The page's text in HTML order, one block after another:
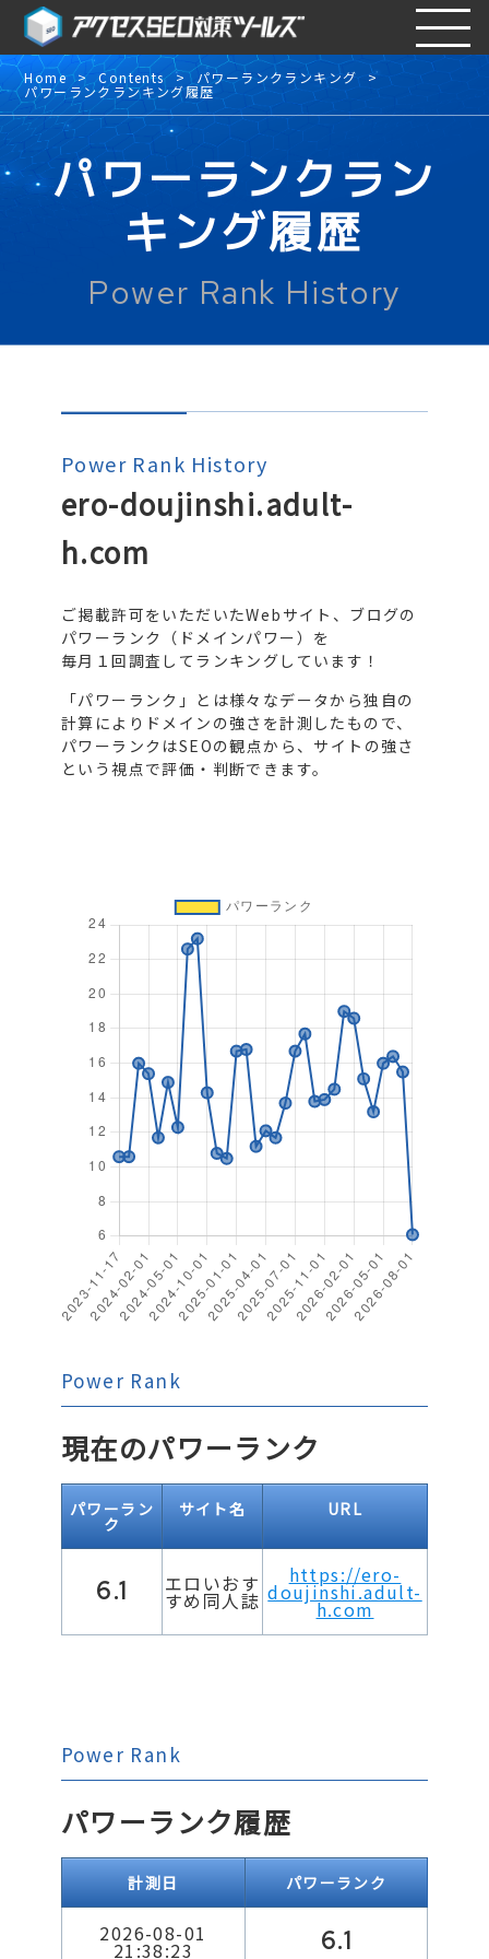
Home Contents パワーランクランキング
パワーランクランキング履歴
パワーランクラン
キング履歴
Power Rank History
Power Rank History
ero-doujinshi.adult-
h.com
ご掲載許可をいただいたWebサイト、ブログの
パワーランク（ドメインパワー）を
毎月１回調査してランキングしています！
「パワーランク」とは様々なデータから独自の
計算によりドメインの強さを計測したもので、
パワーランクはSEOの観点から、サイトの強さ
という視点で評価・判断できます。
Power Rank
現在のパワーランク
パワーラン
ク
サイト名 URL
6.1 エロいおす
すめ同人誌
https://ero-
doujinshi.adult-
h.com
Power Rank
パワーランク履歴
計測日 パワーランク
2026-08-01
21:38:23 6.1